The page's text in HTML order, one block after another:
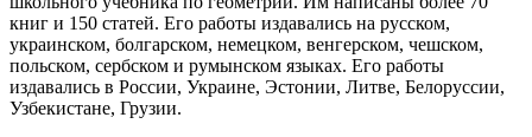
книг и 150 статей. Его работы издавались на русском,
украинском, болгарском, немецком, венгерском, чешском,
польском, сербском и румынском языках. Его работы
издавались в России, Украине, Эстонии, Литве, Белоруссии,
Узбекистане, Грузии.